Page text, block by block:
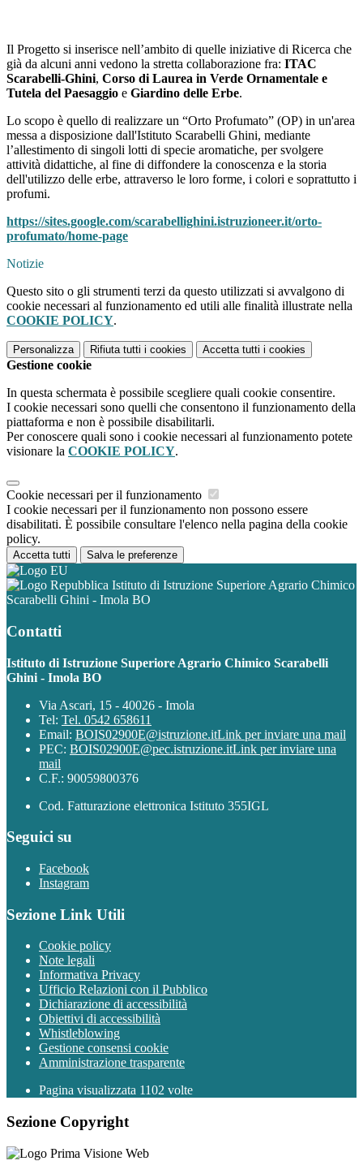
Il Progetto si inserisce nell’ambito di quelle iniziative di Ricerca che
già da alcuni anni vedono la stretta collaborazione fra: ITAC
Scarabelli-Ghini, Corso di Laurea in Verde Ornamentale e
Tutela del Paesaggio e Giardino delle Erbe.
Lo scopo è quello di realizzare un “Orto Profumato” (OP) in un'area
messa a disposizione dall'Istituto Scarabelli Ghini, mediante
l’allestimento di singoli lotti di specie aromatiche, per svolgere
attività didattiche, al fine di diffondere la conoscenza e la storia
dell'utilizzo delle erbe, attraverso le loro forme, i colori e soprattutto i
profumi.
https://sites.google.com/scarabellighini.istruzioneer.it/orto-
profumato/home-page
Notizie
Questo sito o gli strumenti terzi da questo utilizzati si avvalgono di
cookie necessari al funzionamento ed utili alle finalità illustrate nella
COOKIE POLICY.
Personalizza Rifiuta tutti i cookies Accetta tutti i cookies
Gestione cookie
In questa schermata è possibile scegliere quali cookie consentire.
I cookie necessari sono quelli che consentono il funzionamento della
piattaforma e non è possibile disabilitarli.
Per conoscere quali sono i cookie necessari al funzionamento potete
visionare la COOKIE POLICY.
Cookie necessari per il funzionamento
I cookie necessari per il funzionamento non possono essere
disabilitati. È possibile consultare l'elenco nella pagina della cookie
policy.
Accetta tutti Salva le preferenze
Istituto di Istruzione Superiore Agrario Chimico
Scarabelli Ghini - Imola BO
Contatti
Istituto di Istruzione Superiore Agrario Chimico Scarabelli
Ghini - Imola BO
Via Ascari, 15 - 40026 - Imola
Tel: Tel. 0542 658611
Email: BOIS02900E@istruzione.itLink per inviare una mail
PEC: BOIS02900E@pec.istruzione.itLink per inviare una
mail
C.F.: 90059800376
Cod. Fatturazione elettronica Istituto 355IGL
Seguici su
Facebook
Instagram
Sezione Link Utili
Cookie policy
Note legali
Informativa Privacy
Ufficio Relazioni con il Pubblico
Dichiarazione di accessibilità
Obiettivi di accessibilità
Whistleblowing
Gestione consensi cookie
Amministrazione trasparente
Pagina visualizzata 1102 volte
Sezione Copyright